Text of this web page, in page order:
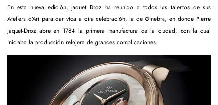
En esta nueva edición, Jaquet Droz ha reunido a todos los talentos de sus
Ateliers d’Art para dar vida a otra celebración, la de Ginebra, en donde Pierre
Jaquet-Droz abre en 1784 la primera manufactura de la ciudad, con la cual
iniciaba la producción relojera de grandes complicaciones.